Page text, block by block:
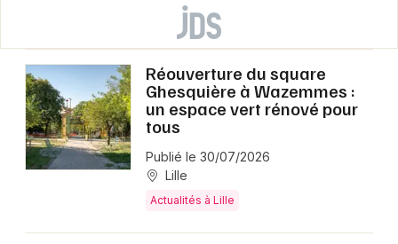
Réouverture du square
Ghesquière à Wazemmes :
un espace vert rénové pour
tous
Publié le 30/07/2026
Lille
Actualités à Lille